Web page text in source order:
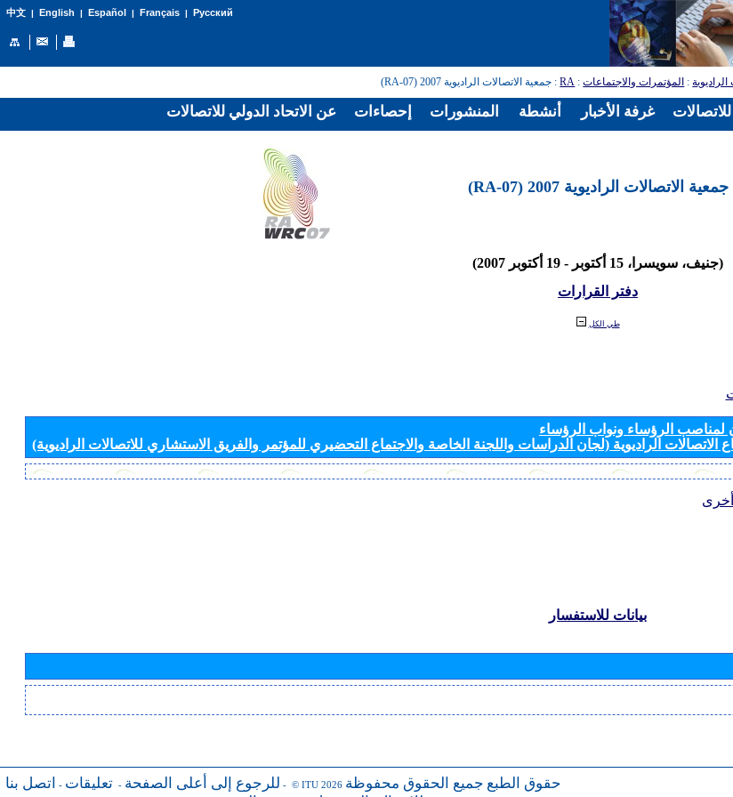
中文| English | Español | Français| Русский
: المؤتمرات والاجتماعات:
RA: جمعية الاتصالات الراديوية 2007 (RA-07)
جمعية الاتصالات الراديوية 2007 (RA-07)
(جنيف، سويسرا، 15 أكتوبر - 19 أكتوبر 2007)
دفتر القرارات
طي الكل
الرؤساء ونواب الرؤساء
الاتصالات الراديوية (لجان الدراسات واللجنة الخاصة والاجتماع التحضيري للمؤتمر والفريق الاستشاري للاتصالات الراديوية)
بيانات للاستفسار
للرجوع إلى أعلى الصفحة - تعليقات - اتصل بنا - © ITU 2026 حقوق الطبع جميع الحقوق محفوظة
عن الاتحاد الدولي للاتصالات إحصاءات المنشورات أنشطة غرفة الأخبار